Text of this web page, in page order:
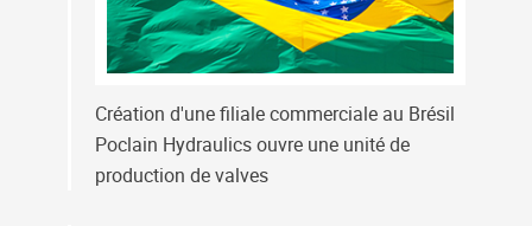
Création d'une filiale commerciale au Brésil
Poclain Hydraulics ouvre une unité de
production de valves